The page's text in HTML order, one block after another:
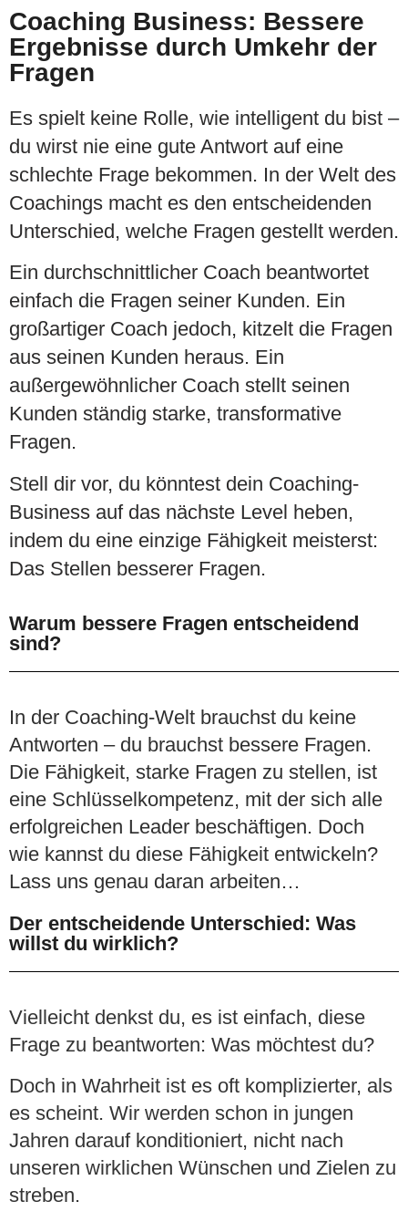
Coaching Business: Bessere
Ergebnisse durch Umkehr der
Fragen
Es spielt keine Rolle, wie intelligent du bist –
du wirst nie eine gute Antwort auf eine
schlechte Frage bekommen. In der Welt des
Coachings macht es den entscheidenden
Unterschied, welche Fragen gestellt werden.
Ein durchschnittlicher Coach beantwortet
einfach die Fragen seiner Kunden. Ein
großartiger Coach jedoch, kitzelt die Fragen
aus seinen Kunden heraus. Ein
außergewöhnlicher Coach stellt seinen
Kunden ständig starke, transformative
Fragen.
Stell dir vor, du könntest dein Coaching-
Business auf das nächste Level heben,
indem du eine einzige Fähigkeit meisterst:
Das Stellen besserer Fragen.
Warum bessere Fragen entscheidend
sind?
In der Coaching-Welt brauchst du keine
Antworten – du brauchst bessere Fragen.
Die Fähigkeit, starke Fragen zu stellen, ist
eine Schlüsselkompetenz, mit der sich alle
erfolgreichen Leader beschäftigen. Doch
wie kannst du diese Fähigkeit entwickeln?
Lass uns genau daran arbeiten…
Der entscheidende Unterschied: Was
willst du wirklich?
Vielleicht denkst du, es ist einfach, diese
Frage zu beantworten: Was möchtest du?
Doch in Wahrheit ist es oft komplizierter, als
es scheint. Wir werden schon in jungen
Jahren darauf konditioniert, nicht nach
unseren wirklichen Wünschen und Zielen zu
streben.